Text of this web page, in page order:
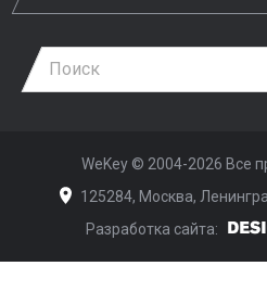
WeKey © 2004-2026 Все
125284, Москва,
Разработка сайта: